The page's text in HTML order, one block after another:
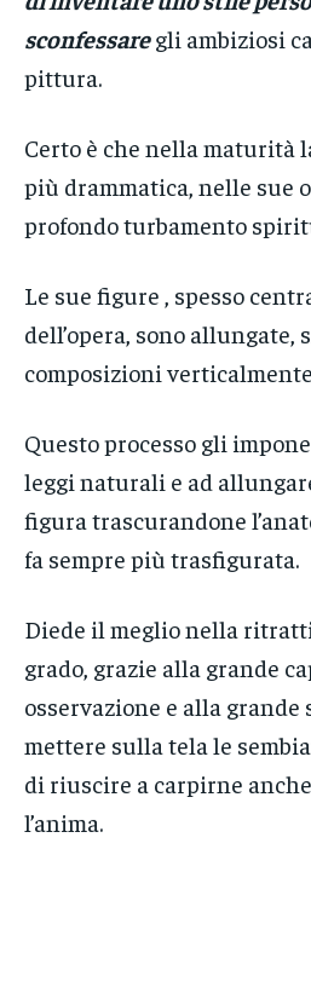
sconfessaregli ambiziosi
pittura.
Certo è che nella maturità
più drammatica, nelle sue
profondo turbamento
Le sue figure , spesso
dell’opera, sono allungate,
composizioni
Questo processo gli
leggi naturali e ad
figura trascurandone
fa sempre più trasfigurata.
Diede il meglio nella
grado, grazie alla grande
osservazione e alla
mettere sulla tela le
di riuscire a carpirne
l’anima.